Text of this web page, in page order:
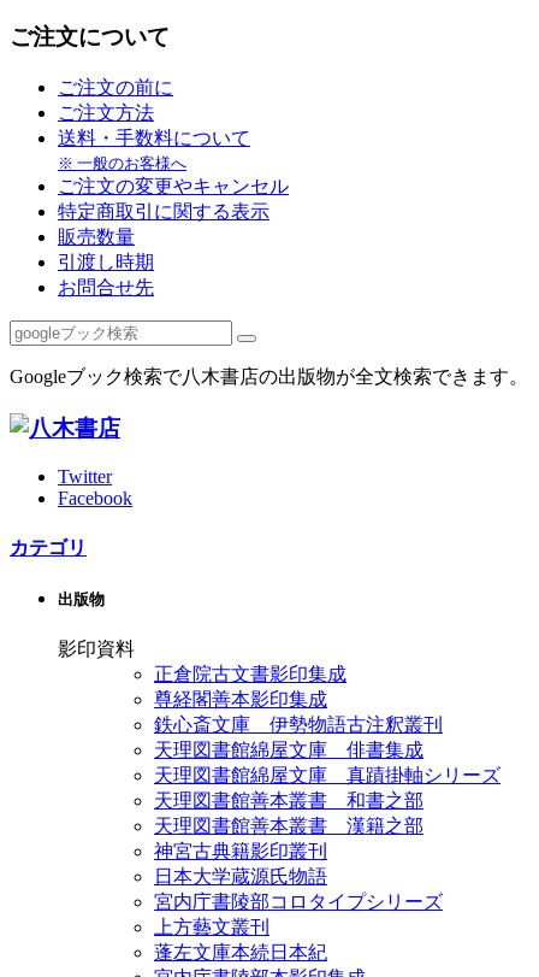
ご注文について
ご注文の前に
ご注文方法
送料・手数料について
※ 一般のお客様へ
ご注文の変更やキャンセル
特定商取引に関する表示
販売数量
引渡し時期
お問合せ先
Googleブック検索で八木書店の出版物が全文検索できます。
Twitter
Facebook
カテゴリ
出版物
影印資料
正倉院古文書影印集成
尊経閣善本影印集成
鉄心斎文庫 伊勢物語古注釈叢刊
天理図書館綿屋文庫 俳書集成
天理図書館綿屋文庫 真蹟掛軸シリーズ
天理図書館善本叢書 和書之部
天理図書館善本叢書 漢籍之部
神宮古典籍影印叢刊
日本大学蔵源氏物語
宮内庁書陵部コロタイプシリーズ
上方藝文叢刊
蓬左文庫本続日本紀